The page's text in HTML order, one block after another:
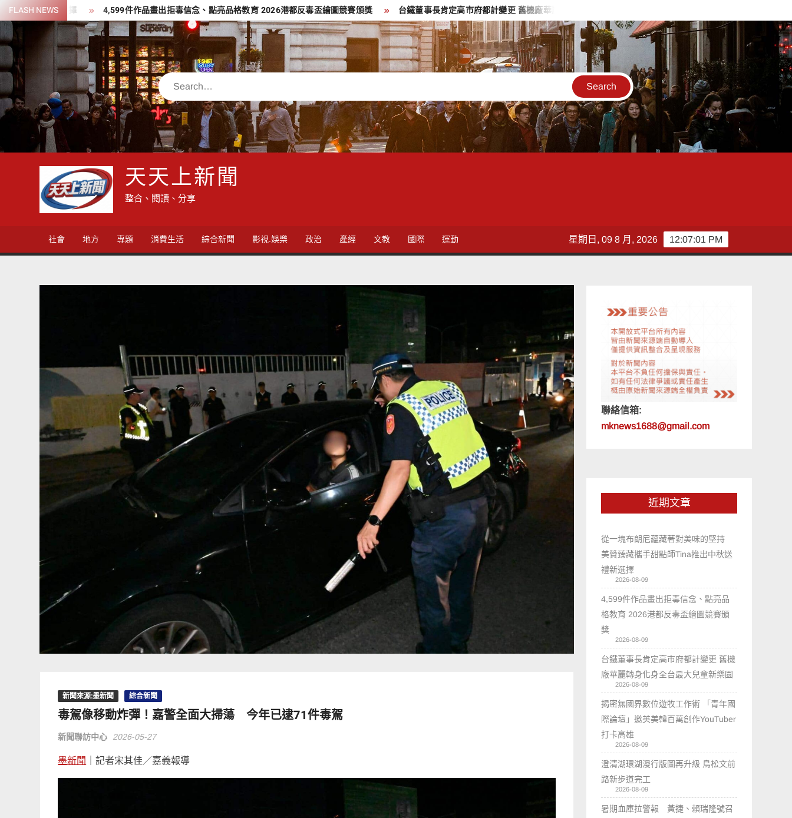
Skip
to
content
FLASH NEWS
4,599件作品畫出拒毒信念、點亮品格教育 2026港都反毒盃繪圖競賽頒獎 台鐵董事長肯定高市府都計變更 舊機廠華麗轉身化身全台最大兒童新樂園
Search
天天上新聞
整合、閱讀、分享
社會 地方 專題 消費生活 綜合新聞 影視.娛樂 政治 產經 文教 國際 運動 12:07:03 PM
星期日, 09 8 月, 2026
新聞來源:墨新聞 綜合新聞
毒駕像移動炸彈！嘉警全面大掃蕩 今年已逮71件毒駕
新聞聯訪中心 2026-05-27
墨新聞 ｜記者宋其佳／嘉義報導
聯絡信箱:
mknews1688@gmail.com
近期文章
從一塊布朗尼蘊藏著對美味的堅持
美贊臻藏攜手甜點師Tina推出中秋送
禮新選擇
2026-08-09
4,599件作品畫出拒毒信念、點亮品
格教育 2026港都反毒盃繪圖競賽頒
獎
2026-08-09
台鐵董事長肯定高市府都計變更 舊機
廠華麗轉身化身全台最大兒童新樂園
2026-08-09
揭密無國界數位遊牧工作術 「青年國
際論壇」邀英美韓百萬創作YouTuber
打卡高雄
2026-08-09
澄清湖環湖漫行版圖再升級 鳥松文前
路新步道完工
2026-08-09
暑期血庫拉警報 黃捷、賴瑞隆號召